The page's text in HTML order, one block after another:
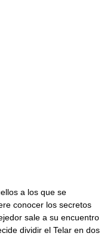
a los que se
conocer los secretos
sale a su encuentro
dividir el Telar en dos